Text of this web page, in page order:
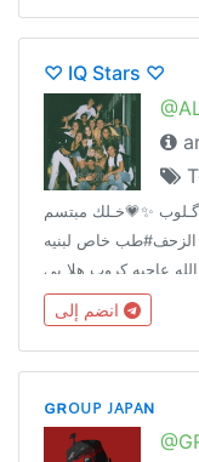
♡ IQ Stars ♡
گـلوب ✨💗خـلك مبتسم
الزحف#طب خاص لبنيه
عاجبه كروب هلا بي
ماعاجبه الله ويااا
ɢʀᴏᴜᴘ ᴊᴀᴘᴀɴ